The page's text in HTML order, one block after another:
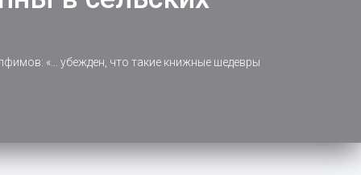
«… убежден, что такие книжные шедевры